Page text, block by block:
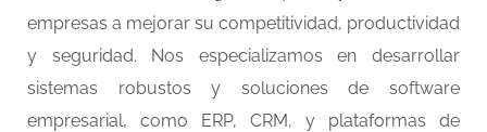
empresas a mejorar su competitividad, productividad
y seguridad. Nos especializamos en desarrollar
sistemas robustos y soluciones de software
empresarial, como ERP, CRM, y plataformas de